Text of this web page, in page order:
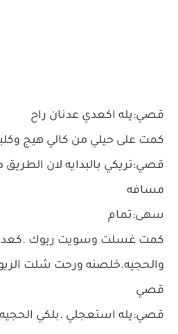
قصي:يله اكعدي عدنان راح
كمت على حيلي من كالي هيج
قصي:تريكي بالبدايه لان
مسافه
سهى:تمام
كمت غسلت وسويت ريوك .كعدنه
والحجيه.خلصنه ورحت شلت
قصي
قصي:يله استعجلي .بلكي الحجيه